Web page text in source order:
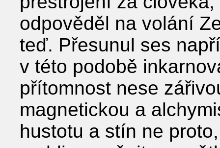
odpověděl na volání
teď. Přesunul ses
v této podobě
přítomnost nese
magnetickou a
hustotu a stín ne